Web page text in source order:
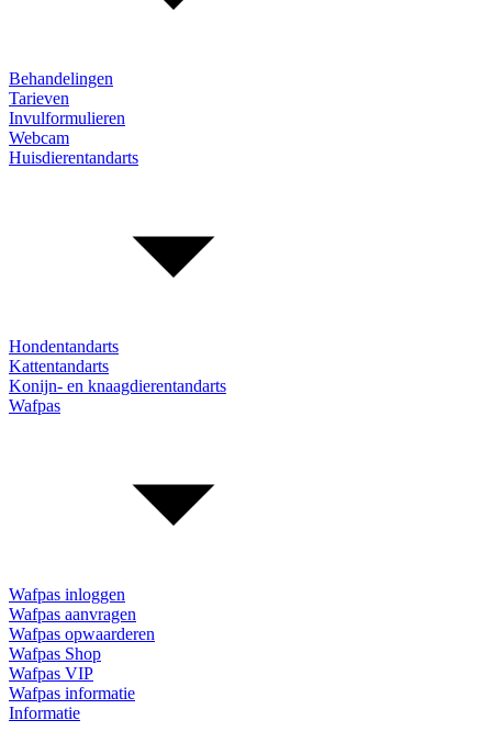
Behandelingen
Tarieven
Invulformulieren
Webcam
Huisdierentandarts
Hondentandarts
Kattentandarts
Konijn- en knaagdierentandarts
Wafpas
Wafpas inloggen
Wafpas aanvragen
Wafpas opwaarderen
Wafpas Shop
Wafpas VIP
Wafpas informatie
Informatie